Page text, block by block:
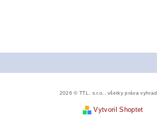
2026 © TTL, s.r.o., všetky práva
Vytvoril Shoptet